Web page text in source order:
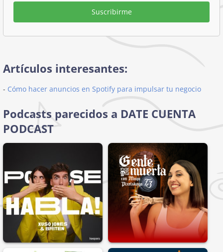
Suscribirme
Artículos interesantes:
- Cómo hacer anuncios en Spotify para impulsar tu negocio
Podcasts parecidos a DATE CUENTA
PODCAST